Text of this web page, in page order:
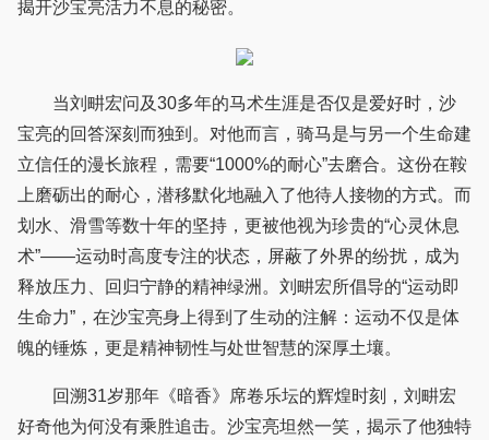
揭开沙宝亮活力不息的秘密。
当刘畊宏问及30多年的马术生涯是否仅是爱好时，沙
宝亮的回答深刻而独到。对他而言，骑马是与另一个生命建
立信任的漫长旅程，需要“1000%的耐心”去磨合。这份在鞍
上磨砺出的耐心，潜移默化地融入了他待人接物的方式。而
划水、滑雪等数十年的坚持，更被他视为珍贵的“心灵休息
术”——运动时高度专注的状态，屏蔽了外界的纷扰，成为
释放压力、回归宁静的精神绿洲。刘畊宏所倡导的“运动即
生命力”，在沙宝亮身上得到了生动的注解：运动不仅是体
魄的锤炼，更是精神韧性与处世智慧的深厚土壤。
回溯31岁那年《暗香》席卷乐坛的辉煌时刻，刘畊宏
好奇他为何没有乘胜追击。沙宝亮坦然一笑，揭示了他独特